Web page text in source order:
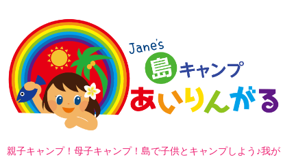
親子キャンプ！母子キャンプ！島で子供とキャンプしよう♪我が